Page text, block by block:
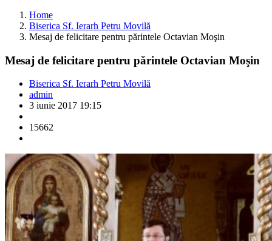
Home
Biserica Sf. Ierarh Petru Movilă
Mesaj de felicitare pentru părintele Octavian Moşin
Mesaj de felicitare pentru părintele Octavian Moşin
Biserica Sf. Ierarh Petru Movilă
admin
3 iunie 2017 19:15
15662